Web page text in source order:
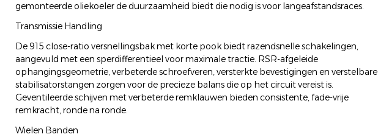
gemonteerde oliekoeler de duurzaamheid biedt die nodig is voor langeafstandsraces.
Transmissie Handling
De 915 close-ratio versnellingsbak met korte pook biedt razendsnelle schakelingen,
aangevuld met een sperdifferentieel voor maximale tractie. RSR-afgeleide
ophangingsgeometrie, verbeterde schroefveren, versterkte bevestigingen en verstelbare
stabilisatorstangen zorgen voor de precieze balans die op het circuit vereist is.
Geventileerde schijven met verbeterde remklauwen bieden consistente, fade-vrije
remkracht, ronde na ronde.
Wielen Banden